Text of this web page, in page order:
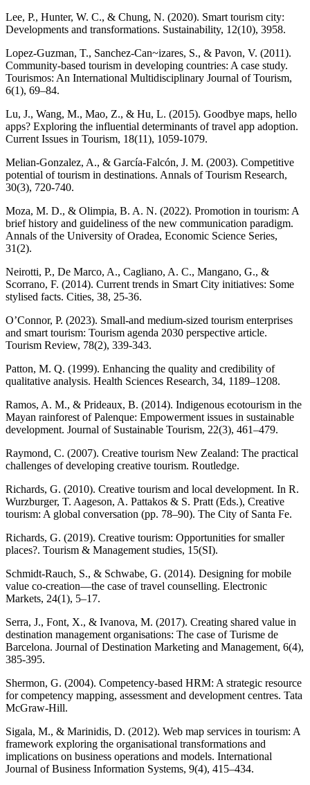
Lee, P., Hunter, W. C., & Chung, N. (2020). Smart tourism city:
Developments and transformations. Sustainability, 12(10), 3958.
Lopez-Guzman, T., Sanchez-Can~izares, S., & Pavon, V. (2011).
Community-based tourism in developing countries: A case study.
Tourismos: An International Multidisciplinary Journal of Tourism,
6(1), 69–84.
Lu, J., Wang, M., Mao, Z., & Hu, L. (2015). Goodbye maps, hello
apps? Exploring the influential determinants of travel app adoption.
Current Issues in Tourism, 18(11), 1059-1079.
Melian-Gonzalez, A., & García-Falcón, J. M. (2003). Competitive
potential of tourism in destinations. Annals of Tourism Research,
30(3), 720-740.
Moza, M. D., & Olimpia, B. A. N. (2022). Promotion in tourism: A
brief history and guideliness of the new communication paradigm.
Annals of the University of Oradea, Economic Science Series,
31(2).
Neirotti, P., De Marco, A., Cagliano, A. C., Mangano, G., &
Scorrano, F. (2014). Current trends in Smart City initiatives: Some
stylised facts. Cities, 38, 25-36.
O’Connor, P. (2023). Small-and medium-sized tourism enterprises
and smart tourism: Tourism agenda 2030 perspective article.
Tourism Review, 78(2), 339-343.
Patton, M. Q. (1999). Enhancing the quality and credibility of
qualitative analysis. Health Sciences Research, 34, 1189–1208.
Ramos, A. M., & Prideaux, B. (2014). Indigenous ecotourism in the
Mayan rainforest of Palenque: Empowerment issues in sustainable
development. Journal of Sustainable Tourism, 22(3), 461–479.
Raymond, C. (2007). Creative tourism New Zealand: The practical
challenges of developing creative tourism. Routledge.
Richards, G. (2010). Creative tourism and local development. In R.
Wurzburger, T. Aageson, A. Pattakos & S. Pratt (Eds.), Creative
tourism: A global conversation (pp. 78–90). The City of Santa Fe.
Richards, G. (2019). Creative tourism: Opportunities for smaller
places?. Tourism & Management studies, 15(SI).
Schmidt-Rauch, S., & Schwabe, G. (2014). Designing for mobile
value co-creation—the case of travel counselling. Electronic
Markets, 24(1), 5–17.
Serra, J., Font, X., & Ivanova, M. (2017). Creating shared value in
destination management organisations: The case of Turisme de
Barcelona. Journal of Destination Marketing and Management, 6(4),
385-395.
Shermon, G. (2004). Competency-based HRM: A strategic resource
for competency mapping, assessment and development centres. Tata
McGraw-Hill.
Sigala, M., & Marinidis, D. (2012). Web map services in tourism: A
framework exploring the organisational transformations and
implications on business operations and models. International
Journal of Business Information Systems, 9(4), 415–434.